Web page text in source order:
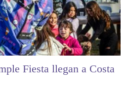
Fiesta llegan a Costa